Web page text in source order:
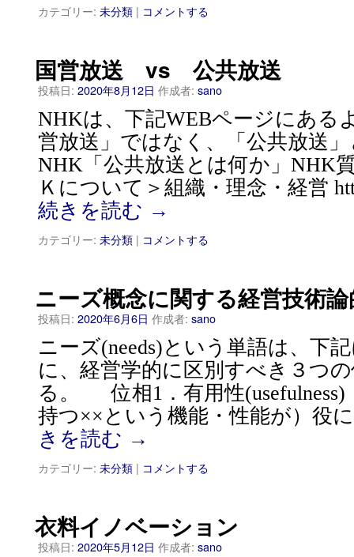
カテゴリー: 未分類 | コメントする
国営放送 vs 公共放送
投稿日: 2020年8月12日 作成者: sano
NHKは、下記WEBページにある
営放送」ではなく、「公共放送
NHK「公共放送とは何か」NHK
Ｋについて＞組織・理念・経営
続きを読む →
カテゴリー: 未分類 | コメントする
ニーズ概念に関する経営技術
投稿日: 2020年6月6日 作成者: sano
ニーズ(needs)という単語は、下
に、経営学的に区別すべき３つ
る。 位相1．有用性
持つ××という機能・性能が）役
きを読む →
カテゴリー: 未分類 | コメントする
衣料イノベーション
投稿日: 2020年5月12日 作成者: sano